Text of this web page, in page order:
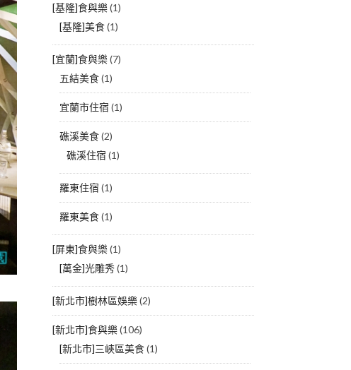
[基隆]食與樂(1)
[基隆]美食(1)
[宜蘭]食與樂(7)
五結美食(1)
宜蘭市住宿 (1)
礁溪美食(2)
礁溪住宿 (1)
羅東住宿 (1)
羅東美食(1)
[屏東]食與樂(1)
[萬金]光雕秀(1)
[新北市]樹林區娛樂(2)
[新北市]食與樂(106)
[新北市]三峽區美食(1)